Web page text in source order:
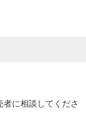
に相談してくださ